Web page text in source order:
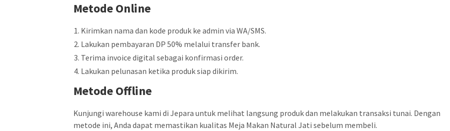
Metode Online
Kirimkan nama dan kode produk ke admin via WA/SMS.
Lakukan pembayaran DP 50% melalui transfer bank.
Terima invoice digital sebagai konfirmasi order.
Lakukan pelunasan ketika produk siap dikirim.
Metode Offline
Kunjungi warehouse kami di Jepara untuk melihat langsung produk dan melakukan transaksi tunai. Dengan
metode ini, Anda dapat memastikan kualitas Meja Makan Natural Jati sebelum membeli.